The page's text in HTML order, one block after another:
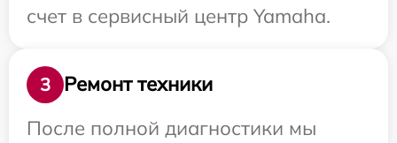
счет в сервисный центр Yamaha.
3
Ремонт техники
После полной диагностики мы